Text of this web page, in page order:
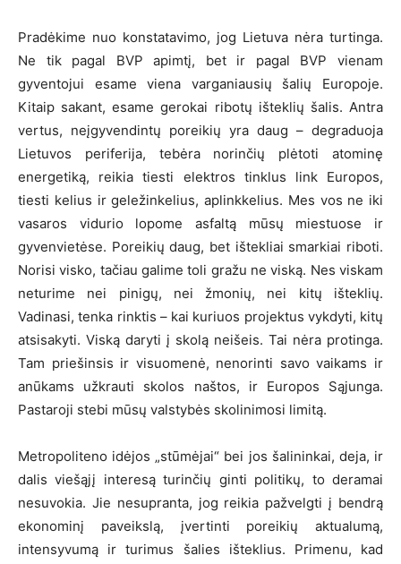
Pradėkime nuo konstatavimo, jog Lietuva nėra turtinga.
Ne tik pagal BVP apimtį, bet ir pagal BVP vienam
gyventojui esame viena varganiausių šalių Europoje.
Kitaip sakant, esame gerokai ribotų išteklių šalis. Antra
vertus, neįgyvendintų poreikių yra daug – degraduoja
Lietuvos periferija, tebėra norinčių plėtoti atominę
energetiką, reikia tiesti elektros tinklus link Europos,
tiesti kelius ir geležinkelius, aplinkkelius. Mes vos ne iki
vasaros vidurio lopome asfaltą mūsų miestuose ir
gyvenvietėse. Poreikių daug, bet ištekliai smarkiai riboti.
Norisi visko, tačiau galime toli gražu ne viską. Nes viskam
neturime nei pinigų, nei žmonių, nei kitų išteklių.
Vadinasi, tenka rinktis – kai kuriuos projektus vykdyti, kitų
atsisakyti. Viską daryti į skolą neišeis. Tai nėra protinga.
Tam priešinsis ir visuomenė, nenorinti savo vaikams ir
anūkams užkrauti skolos naštos, ir Europos Sąjunga.
Pastaroji stebi mūsų valstybės skolinimosi limitą.
Metropoliteno idėjos „stūmėjai“ bei jos šalininkai, deja, ir
dalis viešąjį interesą turinčių ginti politikų, to deramai
nesuvokia. Jie nesupranta, jog reikia pažvelgti į bendrą
ekonominį paveikslą, įvertinti poreikių aktualumą,
intensyvumą ir turimus šalies išteklius. Primenu, kad